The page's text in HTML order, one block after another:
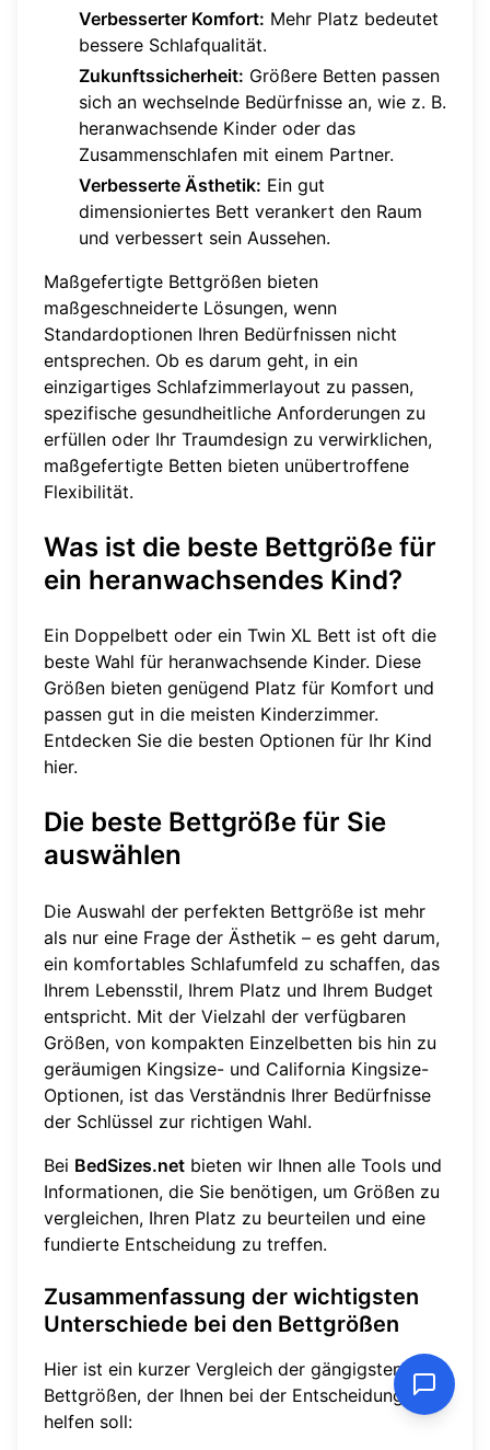
Verbesserter Komfort: Mehr Platz bedeutet
bessere Schlafqualität.
Zukunftssicherheit: Größere Betten passen
sich an wechselnde Bedürfnisse an, wie z. B.
heranwachsende Kinder oder das
Zusammenschlafen mit einem Partner.
Verbesserte Ästhetik: Ein gut
dimensioniertes Bett verankert den Raum
und verbessert sein Aussehen.
Maßgefertigte Bettgrößen bieten
maßgeschneiderte Lösungen, wenn
Standardoptionen Ihren Bedürfnissen nicht
entsprechen. Ob es darum geht, in ein
einzigartiges Schlafzimmerlayout zu passen,
spezifische gesundheitliche Anforderungen zu
erfüllen oder Ihr Traumdesign zu verwirklichen,
maßgefertigte Betten bieten unübertroffene
Flexibilität.
Was ist die beste Bettgröße für
ein heranwachsendes Kind?
Ein Doppelbett oder ein Twin XL Bett ist oft die
beste Wahl für heranwachsende Kinder. Diese
Größen bieten genügend Platz für Komfort und
passen gut in die meisten Kinderzimmer.
Entdecken Sie die besten Optionen für Ihr Kind
hier.
Die beste Bettgröße für Sie
auswählen
Die Auswahl der perfekten Bettgröße ist mehr
als nur eine Frage der Ästhetik – es geht darum,
ein komfortables Schlafumfeld zu schaffen, das
Ihrem Lebensstil, Ihrem Platz und Ihrem Budget
entspricht. Mit der Vielzahl der verfügbaren
Größen, von kompakten Einzelbetten bis hin zu
geräumigen Kingsize- und California Kingsize-
Optionen, ist das Verständnis Ihrer Bedürfnisse
der Schlüssel zur richtigen Wahl.
Bei BedSizes.net bieten wir Ihnen alle Tools und
Informationen, die Sie benötigen, um Größen zu
vergleichen, Ihren Platz zu beurteilen und eine
fundierte Entscheidung zu treffen.
Zusammenfassung der wichtigsten
Unterschiede bei den Bettgrößen
Hier ist ein kurzer Vergleich der gängigsten
Bettgrößen, der Ihnen bei der Entscheidung
helfen soll: